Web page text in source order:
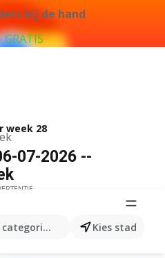
bij de hand
producten...
Kies stad
week 28
07-2026 --